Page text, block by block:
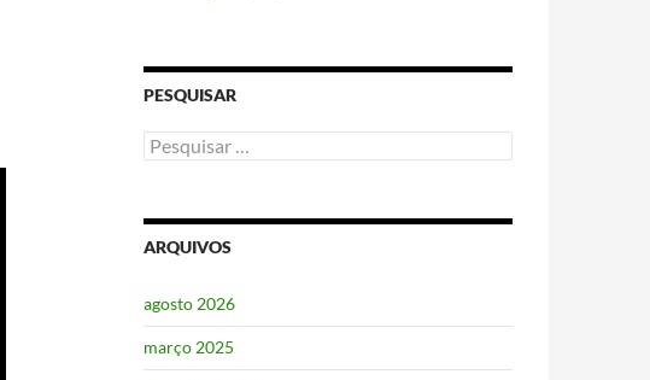
PESQUISAR
Pesquisar
por:
ARQUIVOS
agosto 2026
março 2025